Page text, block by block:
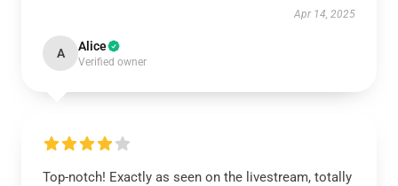
Apr 14, 2025
A Alice
Verified owner
Top-notch! Exactly as seen on the livestream, totally